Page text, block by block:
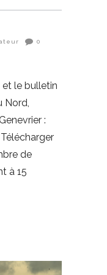
0
le bulletin
Nord,
:
de
à 15